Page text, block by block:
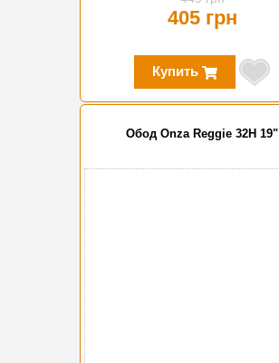
405 грн
Купить
Обод Onza Reggie 32H 19"